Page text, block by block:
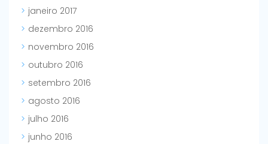
janeiro 2017
dezembro 2016
novembro 2016
outubro 2016
setembro 2016
agosto 2016
julho 2016
junho 2016